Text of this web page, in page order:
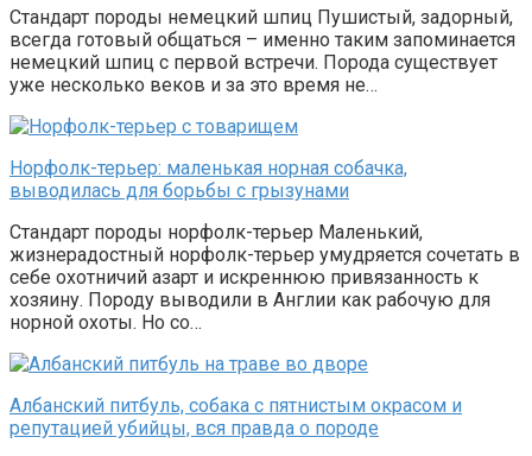
Стандарт породы немецкий шпиц Пушистый, задорный,
всегда готовый общаться – именно таким запоминается
немецкий шпиц с первой встречи. Порода существует
уже несколько веков и за это время не…
Норфолк-терьер: маленькая норная собачка,
выводилась для борьбы с грызунами
Стандарт породы норфолк-терьер Маленький,
жизнерадостный норфолк-терьер умудряется сочетать в
себе охотничий азарт и искреннюю привязанность к
хозяину. Породу выводили в Англии как рабочую для
норной охоты. Но со…
Албанский питбуль, собака с пятнистым окрасом и
репутацией убийцы, вся правда о породе